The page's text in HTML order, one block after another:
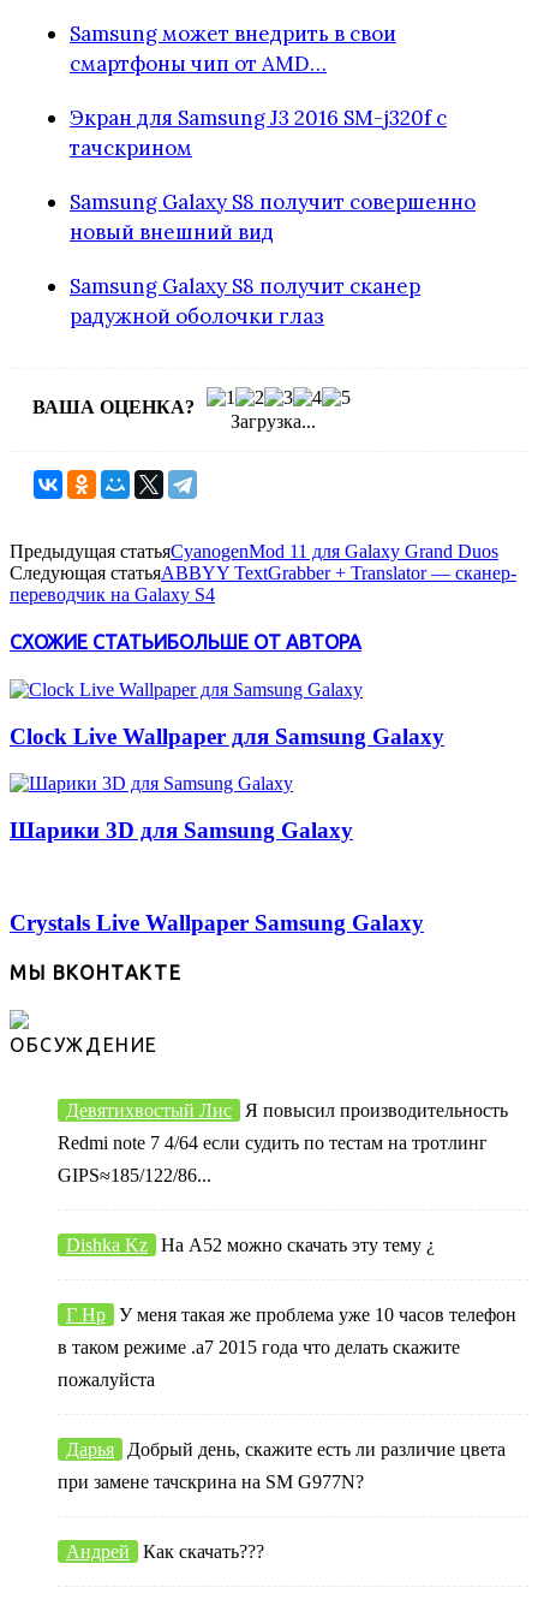
Samsung может внедрить в свои
смартфоны чип от AMD…
Экран для Samsung J3 2016 SM-j320f с
тачскрином
Samsung Galaxy S8 получит совершенно
новый внешний вид
Samsung Galaxy S8 получит сканер
радужной оболочки глаз
ВАША ОЦЕНКА?
Загрузка...
Предыдущая статьяCyanogenMod 11 для Galaxy Grand Duos
Следующая статьяABBYY TextGrabber + Translator — сканер-
переводчик на Galaxy S4
СХОЖИЕ СТАТЬИБОЛЬШЕ ОТ АВТОРА
Clock Live Wallpaper для Samsung Galaxy
Шарики 3D для Samsung Galaxy
Crystals Live Wallpaper Samsung Galaxy
МЫ ВКОНТАКТЕ
ОБСУЖДЕНИЕ
Девятихвостый Лис
Я повысил производительность
Redmi note 7 4/64 если судить по тестам на тротлинг
GIPS≈185/122/86...
Dishka Kz На А52 можно скачать эту тему ¿
Г Нр
У меня такая же проблема уже 10 часов телефон
в таком режиме .а7 2015 года что делать скажите
пожалуйста
Дарья
Добрый день, скажите есть ли различие цвета
при замене тачскрина на SM G977N?
Андрей Как скачать???